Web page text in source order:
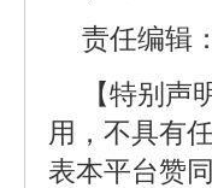
责任编辑
【特别
用，不具有
表本平台赞